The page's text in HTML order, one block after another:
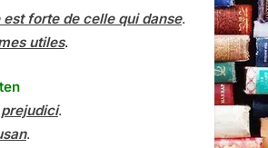
est forte de celle qui danse.
utiles.
.
.